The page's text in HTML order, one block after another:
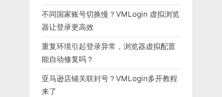
不同国家账号切换慢？VMLogin 虚拟浏览
器让登录更高效
重复环境引起登录异常，浏览器虚拟配置
能自动修复吗？
亚马逊店铺关联封号？VMLogin多开教程
来了